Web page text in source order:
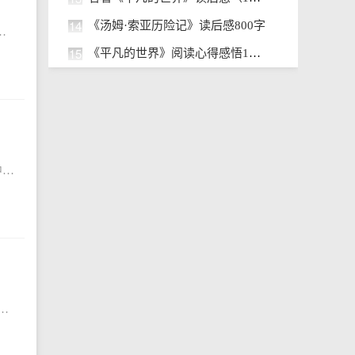
整理的四大名著《三国演义》读后感，希望对大家有所帮助。四大名著《
三国演义读后感六年级作文怎样写？读后感是议论性较强的读书笔记,要用切身体会,实践经验和生动的事例来阐明从“读”中悟出的道理。下面是小编为大家整理的三国演义读后感六年级作文，希望对大家有所帮助。三国演
人们能够在读完一些文字后仔细撰写一篇读后感。下面是小编为大家整理的阅读名著《红楼梦》读后感简短，以供大家参考借鉴，希望大
14 《汤姆·索亚历险记》读后感800字
15 《平凡的世界》阅读心得感悟10篇